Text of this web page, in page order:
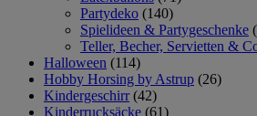
Partydeko (140)
Spielideen & Partygeschenke
Teller, Becher, Servietten &
Halloween (114)
Hobby Horsing by Astrup (26)
Kindergeschirr (42)
Kinderrucksäcke (61)